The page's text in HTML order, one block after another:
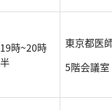
19時~20時
半
東京都医
5階会議室